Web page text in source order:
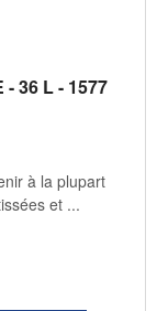
- 36 L - 1577
à la plupart
et ...